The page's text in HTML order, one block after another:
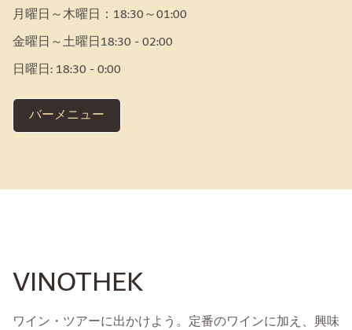
月曜日～木曜日：18:30～01:00
金曜日～土曜日18:30 - 02:00
日曜日: 18:30 - 0:00
バーメニュー
VINOTHEK
ワイン・ツアーに出かけよう。定番のワインに加え、興味